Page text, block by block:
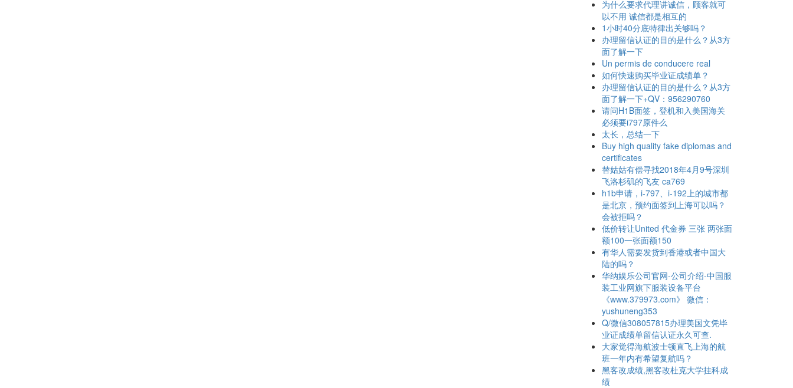
为什么要求代理讲诚信，顾客就可
以不用 诚信都是相互的
1小时40分底特律出关够吗？
办理留信认证的目的是什么？从3方
面了解一下
Un permis de conducere real
如何快速购买毕业证成绩单？
办理留信认证的目的是什么？从3方
面了解一下+QV：956290760
请问H1B面签，登机和入美国海关
必须要i797原件么
太长，总结一下
Buy high quality fake diplomas and
certificates
替姑姑有偿寻找2018年4月9号深圳
飞洛杉矶的飞友 ca769
h1b申请，i-797、i-192上的城市都
是北京，预约面签到上海可以吗？
会被拒吗？
低价转让United 代金券 三张 两张面
额100一张面额150
有华人需要发货到香港或者中国大
陆的吗？
华纳娱乐公司官网-公司介绍-中国服
装工业网旗下服装设备平台
《www.379973.com》 微信：
yushuneng353
Q/微信308057815办理美国文凭毕
业证成绩单留信认证永久可查.
大家觉得海航波士顿直飞上海的航
班一年内有希望复航吗？
黑客改成绩,黑客改杜克大学挂科成
绩